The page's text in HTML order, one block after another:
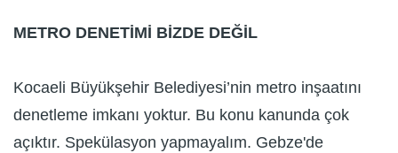
METRO DENETİMİ BİZDE DEĞİL
Kocaeli Büyükşehir Belediyesi’nin metro inşaatını
denetleme imkanı yoktur. Bu konu kanunda çok
açıktır. Spekülasyon yapmayalım. Gebze'de